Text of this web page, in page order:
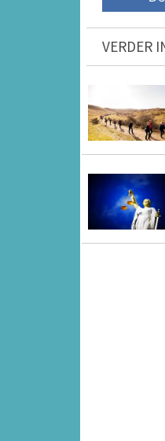
VERDER